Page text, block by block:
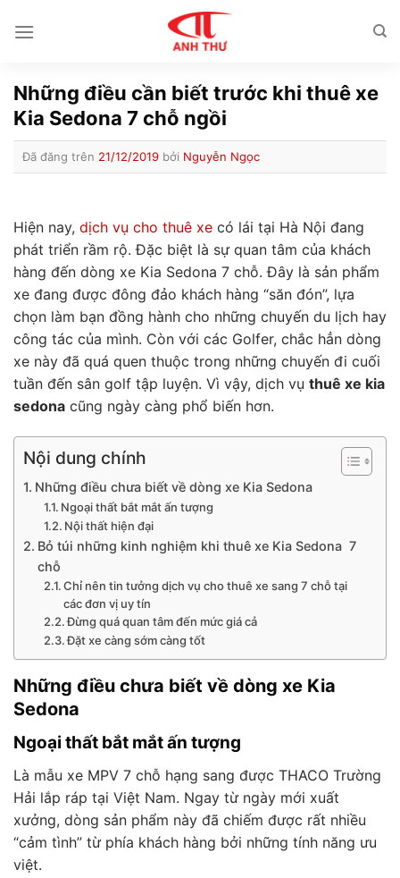
đến
Những điều cần biết trước khi thuê xe
Kia Sedona 7 chỗ ngồi
Đã đăng trên 21/12/2019 bởi Nguyễn Ngọc
Hiện nay, dịch vụ cho thuê xe có lái tại Hà Nội đang
phát triển rầm rộ. Đặc biệt là sự quan tâm của khách
hàng đến dòng xe Kia Sedona 7 chỗ. Đây là sản phẩm
xe đang được đông đảo khách hàng “săn đón”, lựa
chọn làm bạn đồng hành cho những chuyến du lịch hay
công tác của mình. Còn với các Golfer, chắc hẳn dòng
xe này đã quá quen thuộc trong những chuyến đi cuối
tuần đến sân golf tập luyện. Vì vậy, dịch vụ thuê xe kia
sedona cũng ngày càng phổ biến hơn.
Nội dung chính
Những điều chưa biết về dòng xe Kia Sedona
Ngoại thất bắt mắt ấn tượng
Nội thất hiện đại
Bỏ túi những kinh nghiệm khi thuê xe Kia Sedona 7
chỗ
Chỉ nên tin tưởng dịch vụ cho thuê xe sang 7 chỗ tại
các đơn vị uy tín
Đừng quá quan tâm đến mức giá cả
Đặt xe càng sớm càng tốt
Những điều chưa biết về dòng xe Kia
Sedona
Ngoại thất bắt mắt ấn tượng
Là mẫu xe MPV 7 chỗ hạng sang được THACO Trường
Hải lắp ráp tại Việt Nam. Ngay từ ngày mới xuất
xưởng, dòng sản phẩm này đã chiếm được rất nhiều
“cảm tình” từ phía khách hàng bởi những tính năng ưu
việt.